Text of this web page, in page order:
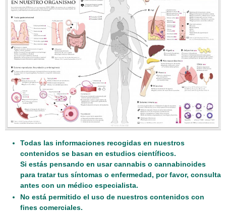
Todas las informaciones recogidas en nuestros
contenidos se basan en estudios científicos.
Si estás pensando en usar cannabis o cannabinoides
para tratar tus síntomas o enfermedad, por favor, consulta
antes con un médico especialista.
No está permitido el uso de nuestros contenidos con
fines comerciales.